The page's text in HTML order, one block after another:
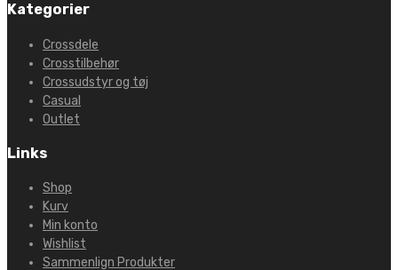
Kategorier
Crossdele
Crosstilbehør
Crossudstyr og tøj
Casual
Outlet
Links
Shop
Kurv
Min konto
Wishlist
Sammenlign Produkter